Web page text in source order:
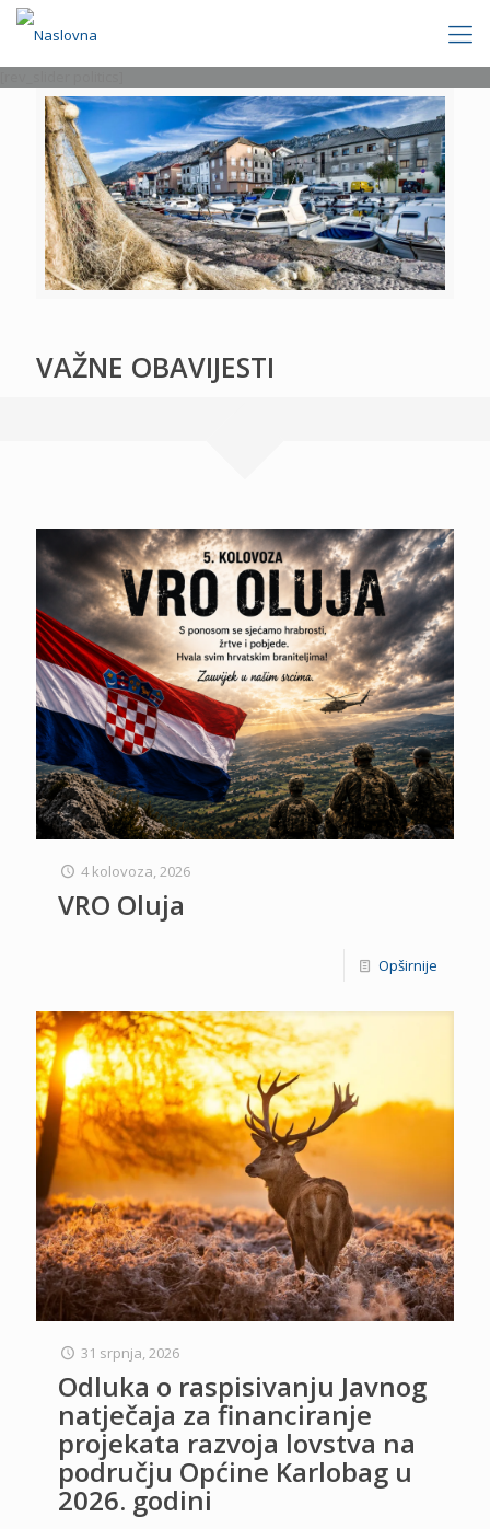
VAŽNE OBAVIJESTI
4 kolovoza, 2026
VRO Oluja
Opširnije
31 srpnja, 2026
Odluka o raspisivanju Javnog
natječaja za financiranje
projekata razvoja lovstva na
području Općine Karlobag u
2026. godini